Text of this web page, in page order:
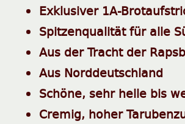
Exklusiver 1A-
Spitzenqualität für alle
Aus der Tracht der
Aus Norddeutschland
Schöne, sehr helle bis
Cremig, hoher